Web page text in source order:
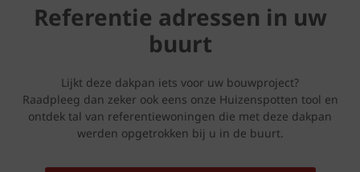
Referentie adressen in uw
buurt
Lijkt deze dakpan iets voor uw bouwproject?
Raadpleeg dan zeker ook eens onze Huizenspotten tool en
ontdek tal van referentiewoningen die met deze dakpan
werden opgetrokken bij u in de buurt.